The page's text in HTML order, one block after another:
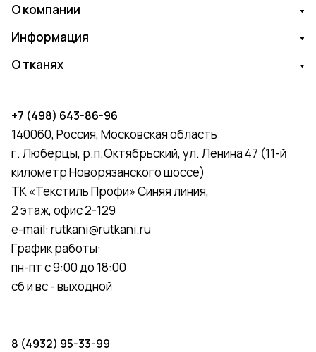
О компании
Информация
О тканях
+7 (498) 643-86-96
140060, Россия, Московская область
г. Люберцы, р.п.Октябрьский, ул. Ленина 47 (11-й
километр Новорязанского шоссе)
ТК «Текстиль Профи» Синяя линия,
2 этаж, офис 2-129
e-mail: rutkani@rutkani.ru
График работы:
пн-пт с 9:00 до 18:00
сб и вс - выходной
8 (4932) 95-33-99